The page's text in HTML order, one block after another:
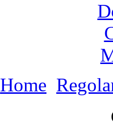
Home